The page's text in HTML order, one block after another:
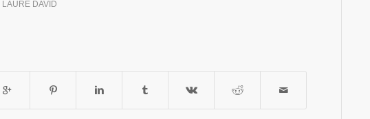
LAURE DAVID